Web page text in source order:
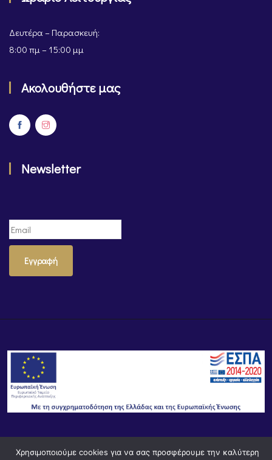
Δευτέρα – Παρασκευή:
8:00 πμ – 15:00 μμ
Ακολουθήστε μας
Newsletter
Εγγραφή
© Powered by Knowledge AE
Χρησιμοποιούμε cookies για να σας προσφέρουμε την καλύτερη